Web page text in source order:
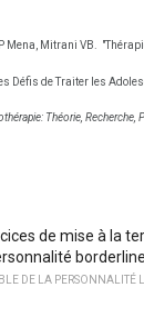
Mena, Mitrani VB.
Défis de Traiter les
Théorie, Recherche,
de mise à la
borderline
DE LA PERSONNALITÉ